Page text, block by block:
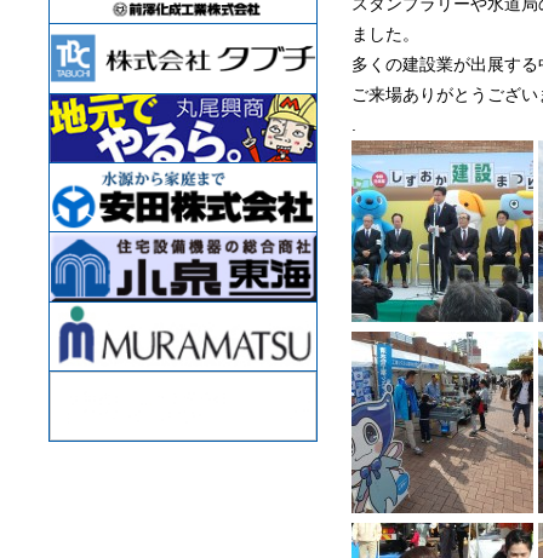
ました。
多くの建設業が出展す
ご来場ありがとうござ